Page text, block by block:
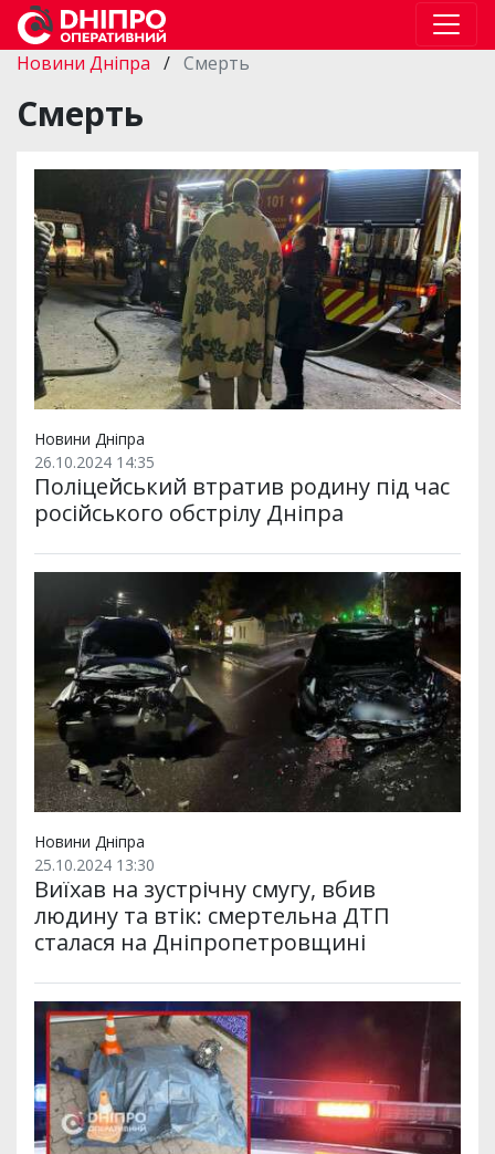
Новини Дніпра / Смерть
Смерть
Новини Дніпра
26.10.2024 14:35
Поліцейський втратив родину під час
російського обстрілу Дніпра
Новини Дніпра
25.10.2024 13:30
Виїхав на зустрічну смугу, вбив
людину та втік: смертельна ДТП
сталася на Дніпропетровщині